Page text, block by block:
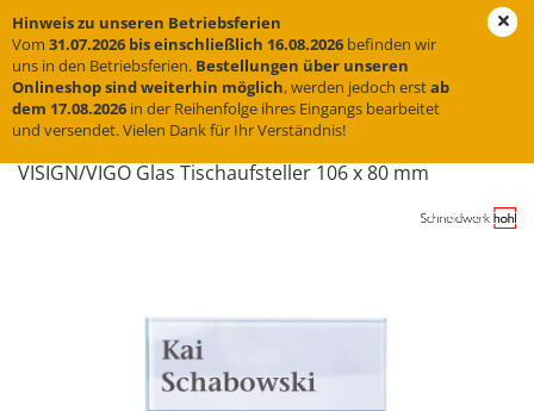
Hinweis zu unseren Betriebsferien
Vom 31.07.2026 bis einschließlich 16.08.2026 befinden wir
uns in den Betriebsferien. Bestellungen über unseren
Onlineshop sind weiterhin möglich, werden jedoch erstab
dem 17.08.2026 in der Reihenfolge ihres Eingangs bearbeitet
und versendet. Vielen Dank für Ihr Verständnis!
weiter »
Letzter »
3Artikel in dieser Kategorie
VI­SIGN/VIGO Glas Tisch­auf­stel­ler 106 x 80 mm